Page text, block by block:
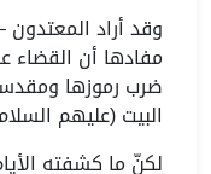
وقد أراد
مفادها أن القضاء
ضرب رموزها
البيت (عليهم
لكنّ ما كشفته